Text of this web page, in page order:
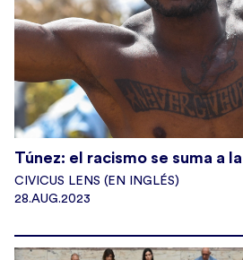
Túnez: el racismo se suma a
CIVICUS LENS (EN INGLÉS)
28.AUG.2023